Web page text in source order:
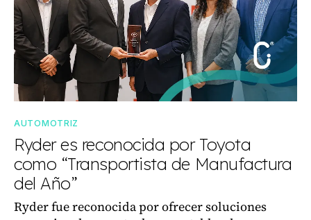
AUTOMOTRIZ
Ryder es reconocida por Toyota
como “Transportista de Manufactura
del Año”
Ryder fue reconocida por ofrecer soluciones